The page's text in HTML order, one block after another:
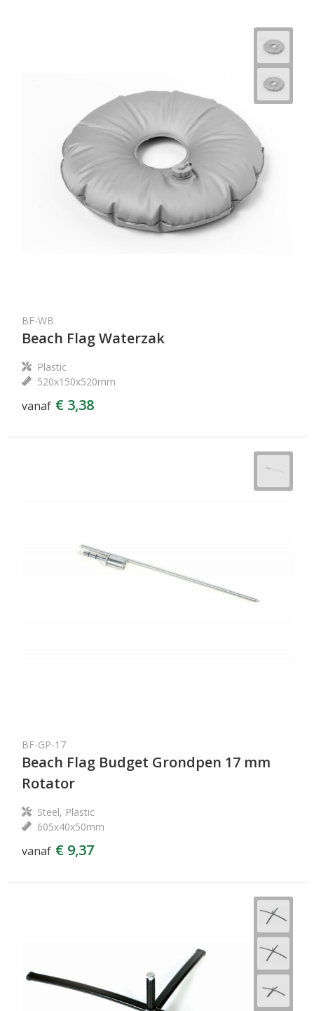
BF-WB
Beach Flag Waterzak
Plastic
520x150x520mm
vanaf € 3,38
BF-GP-17
Beach Flag Budget Grondpen 17 mm
Rotator
Steel, Plastic
605x40x50mm
vanaf € 9,37